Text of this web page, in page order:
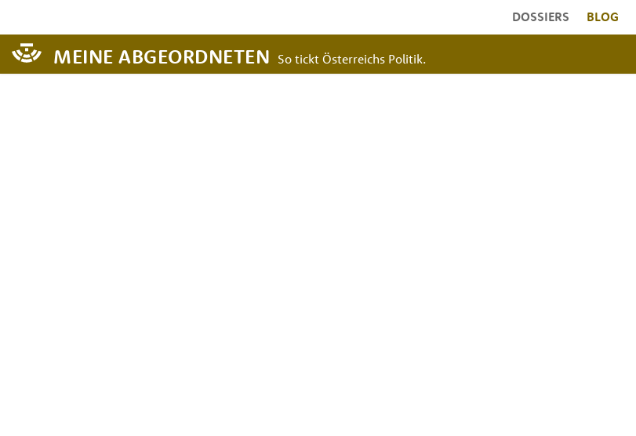
DOSSIERS BLOG
MEINE ABGEORDNETEN So tickt Österreichs Politik.